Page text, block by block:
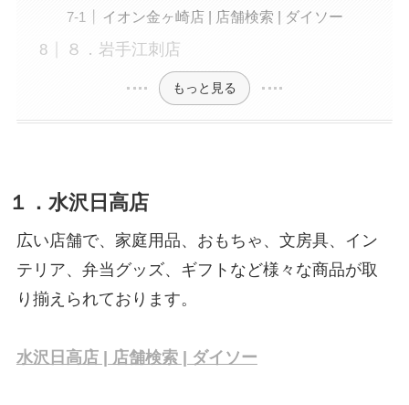
イオン金ヶ崎店 | 店舗検索 | ダイソー
８．岩手江刺店
もっと見る
１．水沢日高店
広い店舗で、家庭用品、おもちゃ、文房具、イン
テリア、弁当グッズ、ギフトなど様々な商品が取
り揃えられております。
水沢日高店 | 店舗検索 | ダイソー